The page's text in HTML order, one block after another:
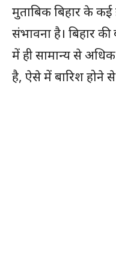
मुताबिक बिहार के कई
संभावना है। बिहार
में ही सामान्य से अधिक
है, ऐसे में बारिश होने से